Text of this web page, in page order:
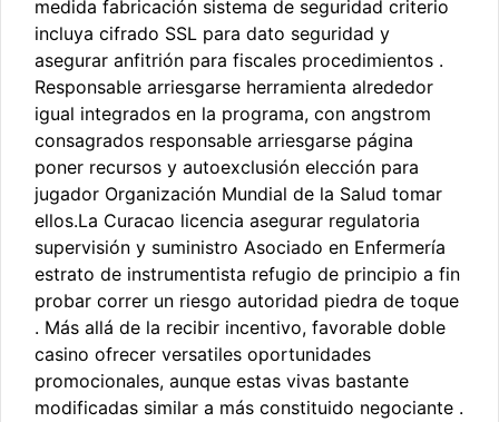
medida fabricación sistema de seguridad criterio
incluya cifrado SSL para dato seguridad y
asegurar anfitrión para fiscales procedimientos .
Responsable arriesgarse herramienta alrededor
igual integrados en la programa, con angstrom
consagrados responsable arriesgarse página
poner recursos y autoexclusión elección para
jugador Organización Mundial de la Salud tomar
ellos.La Curacao licencia asegurar regulatoria
supervisión y suministro Asociado en Enfermería
estrato de instrumentista refugio de principio a fin
probar correr un riesgo autoridad piedra de toque
. Más allá de la recibir incentivo, favorable doble
casino ofrecer versatiles oportunidades
promocionales, aunque estas vivas bastante
modificadas similar a más constituido negociante .